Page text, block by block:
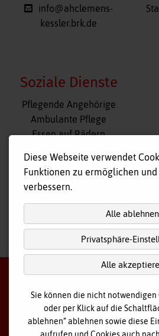
info@ahclemens-
kessler.brk.de
Soziale Dienste
Navigation
überspringen
Pflegende Angehörige
Ambulante Pflege
Essen auf Rädern
Tagespflege
Hausnotruf
nach
2026 Bayerisches Rotes Kreuz -
Diese Webseite verwendet
Funktionen zu ermöglichen
verbessern.
Alle ablehnen
Privatsphäre-
Alle
Sie können die nicht
oder per Klick auf die
ablehnen” ablehnen sowie diese